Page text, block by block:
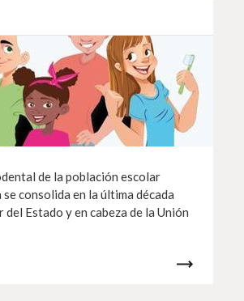
de la población escolar
consolida en la última década
del Estado y en cabeza de la Unión